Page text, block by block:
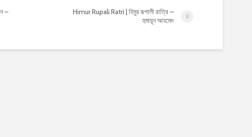
–
Himur Rupali Ratri | হিমুর রূপালী রাত্রি –
হুমায়ূন আহমেদ